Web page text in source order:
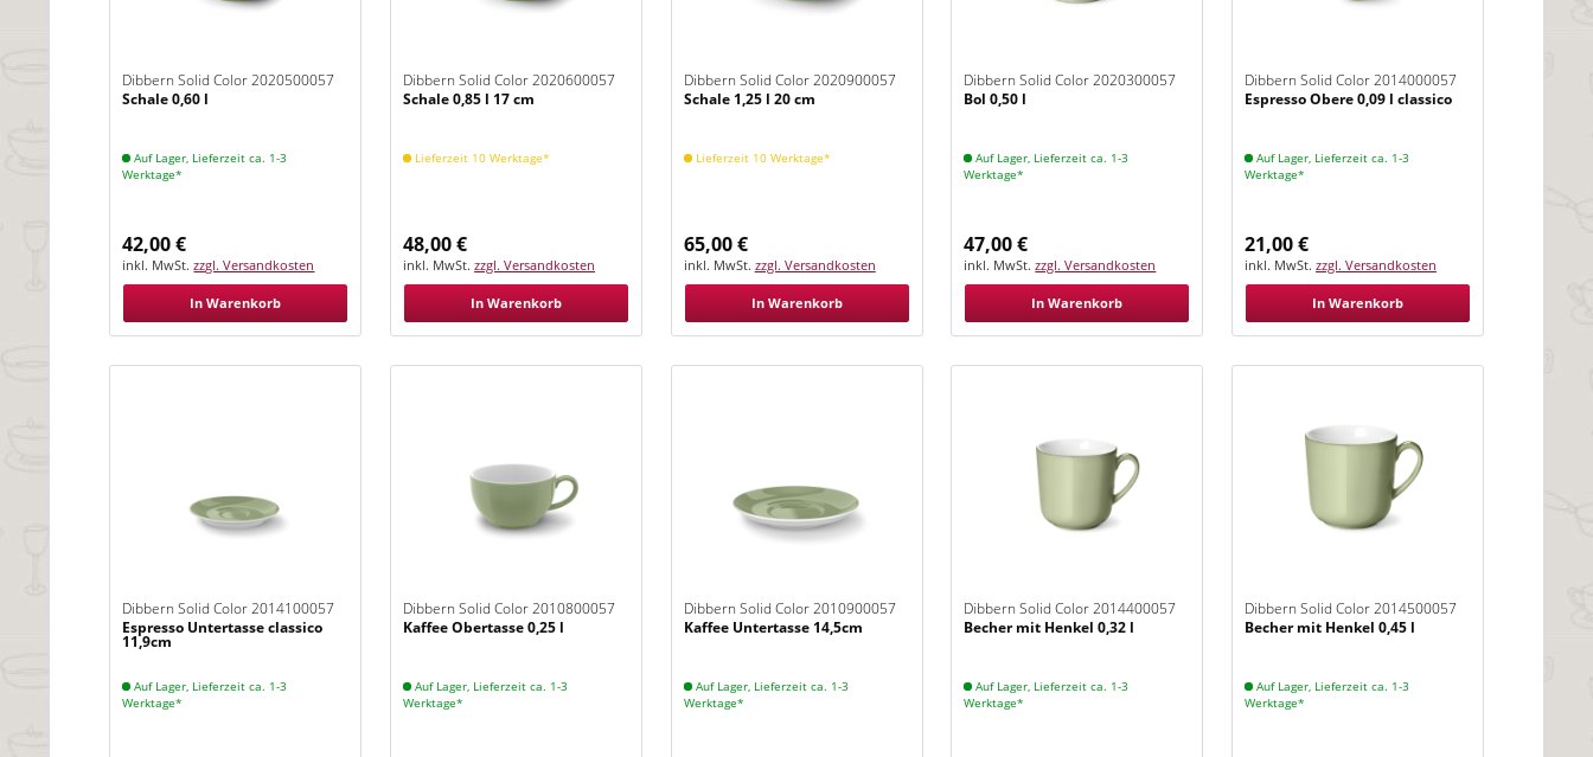
Dibbern Solid Color 2020500057
Khaki
Schale 0,60 l
Auf Lager, Lieferzeit ca. 1-3
Werktage*
42,00 €
inkl. MwSt.zzgl. Versandkosten
In Warenkorb
Dibbern Solid Color 2020600057
Khaki
Schale 0,85 l 17 cm
Lieferzeit 10 Werktage*
48,00 €
inkl. MwSt.zzgl. Versandkosten
In Warenkorb
Dibbern Solid Color 2020900057
Khaki
Schale 1,25 l 20 cm
Lieferzeit 10 Werktage*
65,00 €
inkl. MwSt. zzgl. Versandkosten
In Warenkorb
Dibbern Solid Color 2020300057
Khaki
Bol 0,50 l
Auf Lager, Lieferzeit ca. 1-3
Werktage*
47,00 €
inkl. MwSt.zzgl. Versandkosten
In Warenkorb
Dibbern Solid Color 2014000057
Khaki
Espresso Obere 0,09 l classico
Auf Lager, Lieferzeit ca. 1-3
Werktage*
21,00 €
inkl. MwSt. zzgl. Versandkosten
In Warenkorb
Dibbern Solid Color 2014100057
Khaki
Espresso Untertasse classico
11,9cm
Auf Lager, Lieferzeit ca. 1-3
Werktage*
Dibbern Solid Color 2010800057
Khaki
Kaffee Obertasse 0,25 l
Auf Lager, Lieferzeit ca. 1-3
Werktage*
Dibbern Solid Color 2010900057
Khaki
Kaffee Untertasse 14,5cm
Auf Lager, Lieferzeit ca. 1-3
Werktage*
Dibbern Solid Color 2014400057
Khaki
Becher mit Henkel 0,32 l
Auf Lager, Lieferzeit ca. 1-3
Werktage*
Dibbern Solid Color 2014500057
Khaki
Becher mit Henkel 0,45 l
Auf Lager, Lieferzeit ca. 1-3
Werktage*